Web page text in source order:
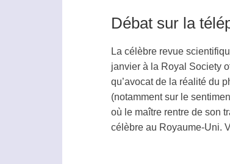
Débat sur la
La célèbre revue
janvier à la Royal Society
qu’avocat de la réalité du
(notamment sur le
où le maître rentre de son
célèbre au Royaume-Uni.